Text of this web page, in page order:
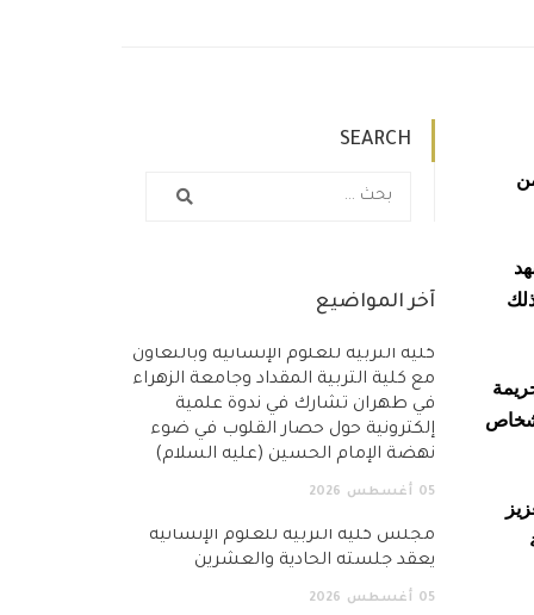
العالمي نحو السلام وتحقيق الهدف 16. شهد
خطة عام 2030، ويرجع ذلك
SEARCH
آخر المواضيع
كلية التربية للعلوم الإنسانية وبالتعاون
مع كلية التربية المقداد وجامعة الزهراء
في طهران تشارك في ندوة علمية
إلكترونية حول حصار القلوب في ضوء
نهضة الإمام الحسين (عليه السلام)
05 أغسطس 2026
مجلس كلية التربية للعلوم الإنسانية
يعقد جلسته الحادية والعشرين
05 أغسطس 2026